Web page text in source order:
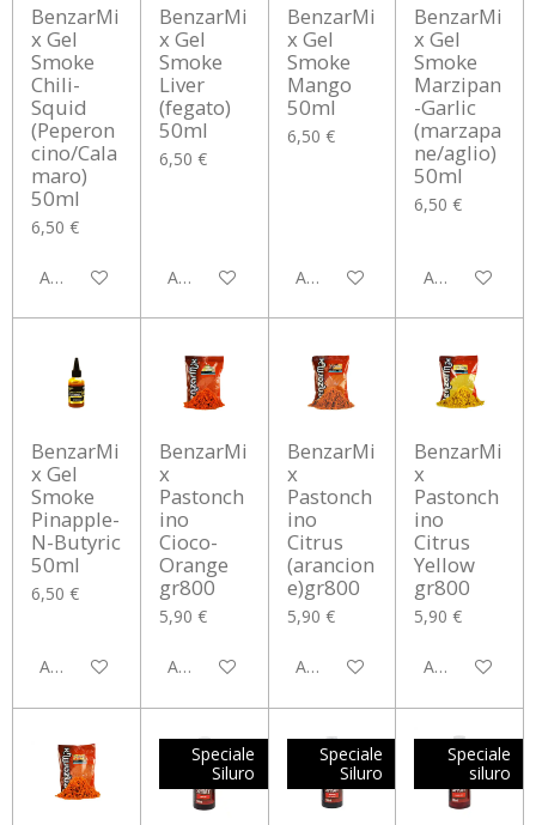
BenzarMi
x Gel
Smoke
Chili-
Squid
(Peperon
cino/Cala
maro)
50ml
6,50 €
Aggiungi al carrello
BenzarMi
x Gel
Smoke
Liver
(fegato)
50ml
6,50 €
Aggiungi al carrello
BenzarMi
x Gel
Smoke
Mango
50ml
6,50 €
Aggiungi al carrello
BenzarMi
x Gel
Smoke
Marzipan
-Garlic
(marzapa
ne/aglio)
50ml
6,50 €
Avvisami
BenzarMi
x Gel
Smoke
Pinapple-
N-Butyric
50ml
6,50 €
Aggiungi al carrello
BenzarMi
x
Pastonch
ino
Cioco-
Orange
gr800
5,90 €
Aggiungi al carrello
BenzarMi
x
Pastonch
ino
Citrus
(arancion
e)gr800
5,90 €
Aggiungi al carrello
BenzarMi
x
Pastonch
ino
Citrus
Yellow
gr800
5,90 €
Aggiungi al
Speciale
Siluro
Speciale
Siluro
Speciale
siluro